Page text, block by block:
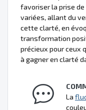
favoriser la prise de
variées, allant du
cette clarté, en
transformation
précieux pour ceux
à gagner en clarté
La